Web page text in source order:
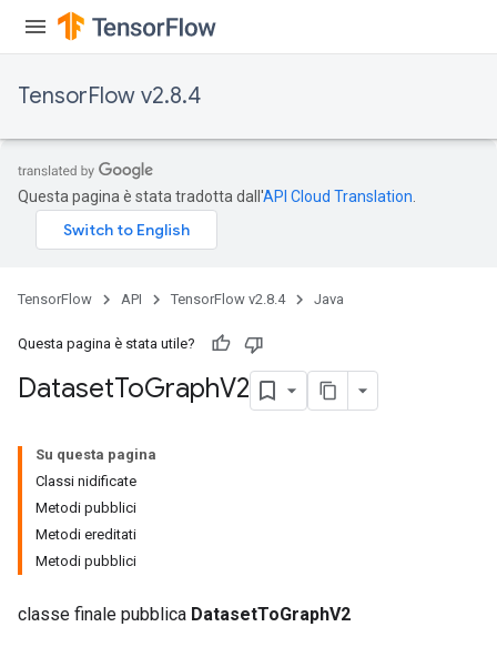
TensorFlow v2.8.4
Questa pagina è stata tradotta dall'API Cloud Translation
TensorFlow API TensorFlow v2.8.4 Java
Questa pagina è stata utile?
DatasetToGraphV2
Su questa pagina
Classi nidificate
Metodi pubblici
Metodi ereditati
Metodi pubblici
classe finale pubblica DatasetToGraphV2